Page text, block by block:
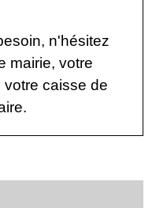
n'hésitez
mairie, votre
caisse de